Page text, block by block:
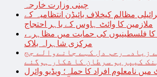
چینی وزارت خارجہ
مظالم کیخلاف بائیڈن انتظامیہ کے
ملازمین کا وائٹ ہاوس کے باہر احتجاج
کا فلسطینیوں کی حمایت میں مظاہرہ،
مرکزی شاہراہ بلاک
زیادہ رحم دل کہے جانےوالے جج
کیپریو سرطان کا شکار ہوگئے
میں نامعلوم افراد کا حملہ؛ ویڈیو وائرل